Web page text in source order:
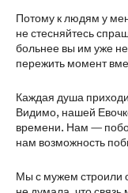
Потому к людям у
не стесняйтесь
больнее вы им уже
пережить момент
Каждая душа
Видимо, нашей
времени. Нам —
нам возможность
Мы с мужем строили